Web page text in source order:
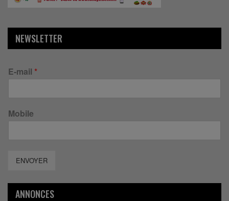
NEWSLETTER
E-mail *
Mobile
ENVOYER
ANNONCES